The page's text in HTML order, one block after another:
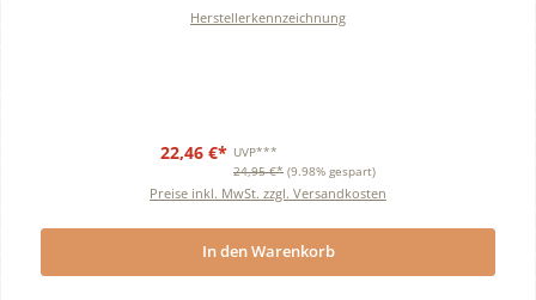
Herstellerkennzeichnung
22,46 €* UVP***
24,95 €* (9.98% gespart)
Preise inkl. MwSt. zzgl. Versandkosten
In den Warenkorb